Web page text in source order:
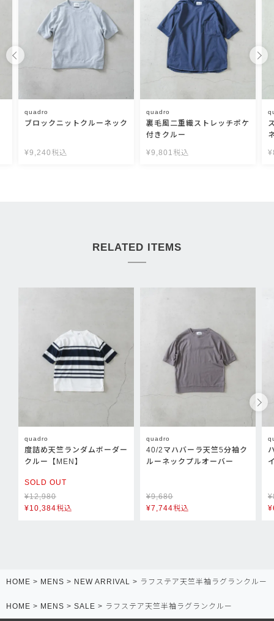
quadro
ブロックニットクルーネック
¥9,240 税込
quadro
裏毛風二重織ストレッチポケ
付きクルー
¥9,801 税込 ¥
RELATED ITEMS
quadro
度詰め天竺ランダムボーダー
クルー【MEN】
SOLD OUT
¥12,980
¥10,384税込
quadro
40/2マハバーラ天竺5分袖ク
ルーネックプルオーバー
¥9,680
¥7,744税込
¥
¥
HOME MENS NEW ARRIVAL ラフステア天竺半袖ラグランクルー
HOME MENS SALE ラフステア天竺半袖ラグランクルー